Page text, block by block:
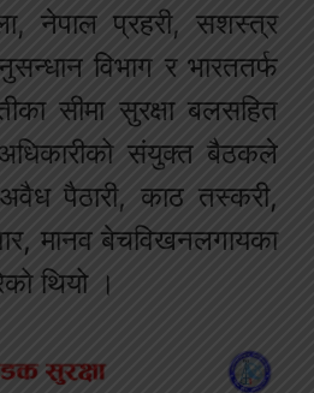
नेपाल प्रहरी, सशस्त्र
विभाग र भारततर्फ
सीमा सुरक्षा बलसहित
संयुक्त बैठकले
पैठारी, काठ तस्करी,
मानव बेचविखनलगायका
थियो ।